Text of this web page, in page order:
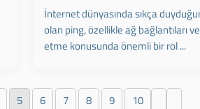
İnternet dünyasında sıkça
olan ping, özellikle ağ bağlantıları
etme konusunda önemli bir rol ...
5 6 7 8 9 10